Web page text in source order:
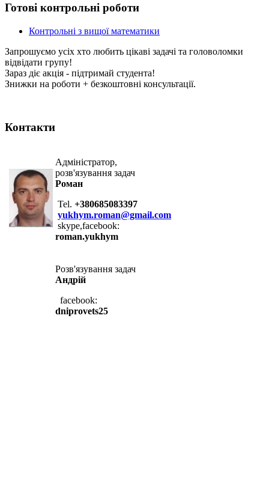
Готові контрольні роботи
Контрольні з вищої математики
Запрошуємо усіх хто любить цікаві задачі та головоломки
відвідати групу!
Зараз діє акція - підтримай студента!
Знижки на роботи + безкоштовні консультації.
Контакти
Адміністратор,
розв'язування задач
Роман
Tel. +380685083397
yukhym.roman@gmail.com
skype,facebook:
roman.yukhym
Розв'язування задач
Андрій
facebook:
dniprovets25